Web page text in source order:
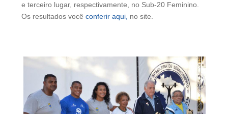
e terceiro lugar, respectivamente, no Sub-20 Feminino.
Os resultados você conferir aqui, no site.